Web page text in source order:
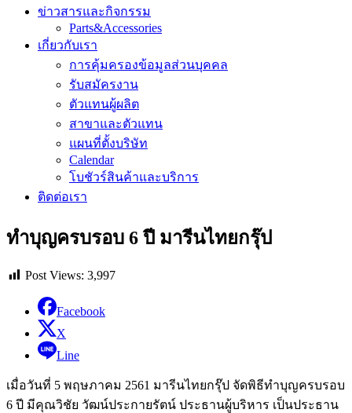
ข่าวสารและกิจกรรม
Parts&Accessories
เกี่ยวกับเรา
การคุ้มครองข้อมูลส่วนบุคคล
รับสมัครงาน
ตัวแทนผู้ผลิต
สาขาและตัวแทน
แผนที่ตั้งบริษัท
Calendar
โบชัวร์สินค้าและบริการ
ติดต่อเรา
ทำบุญครบรอบ 6 ปี มารีนไทยกรุ๊ป
Post Views: 3,997
Facebook
X
Line
เมื่อวันที่ 5 พฤษภาคม 2561 มารีนไทยกรุ๊ป จัดพิธีทำบุญครบรอบ
6 ปี มีคุณวิชัย วัฒน์ประกายรัตน์ ประธานผู้บริหาร เป็นประธาน